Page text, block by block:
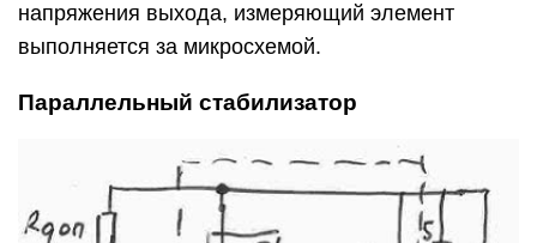
напряжения выхода, измеряющий элемент
выполняется за микросхемой.
Параллельный стабилизатор